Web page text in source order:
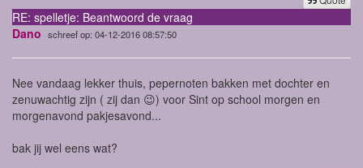
RE: spelletje: Beantwoord de vraag
Dano schreef op: 04-12-2016 08:57:50
Nee vandaag lekker thuis, pepernoten bakken met dochter en
zenuwachtig zijn ( zij dan 😉) voor Sint op school morgen en
morgenavond pakjesavond...
bak jij wel eens wat?